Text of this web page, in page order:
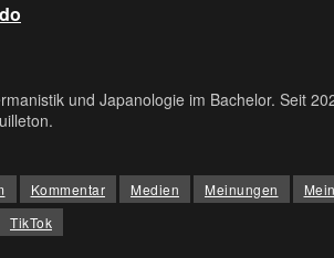
und Japanologie im Bachelor. Seit
Kommentar Medien Meinungen
TikTok